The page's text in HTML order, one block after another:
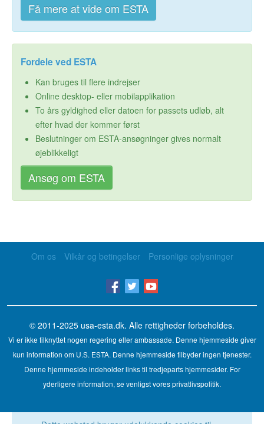
Få mere at vide om ESTA
Fordele ved ESTA
Kan bruges til flere indrejser
Online desktop- eller mobilapplikation
To års gyldighed eller datoen for passets udløb, alt
efter hvad der kommer først
Beslutninger om ESTA-ansøgninger gives normalt
øjeblikkeligt
Ansøg om ESTA
Om os Vilkår og betingelser Personlige oplysninger
© 2011-2025 usa-esta.dk. Alle rettigheder forbeholdes.
Vi er ikke tilknyttet nogen regering eller ambassade. Denne hjemmeside giver
kun information om U.S. ESTA. Denne hjemmeside tilbyder ingen tjenester.
Denne hjemmeside indeholder links til tredjeparts hjemmesider. For
yderligere information, se venligst vores privatlivspolitik.